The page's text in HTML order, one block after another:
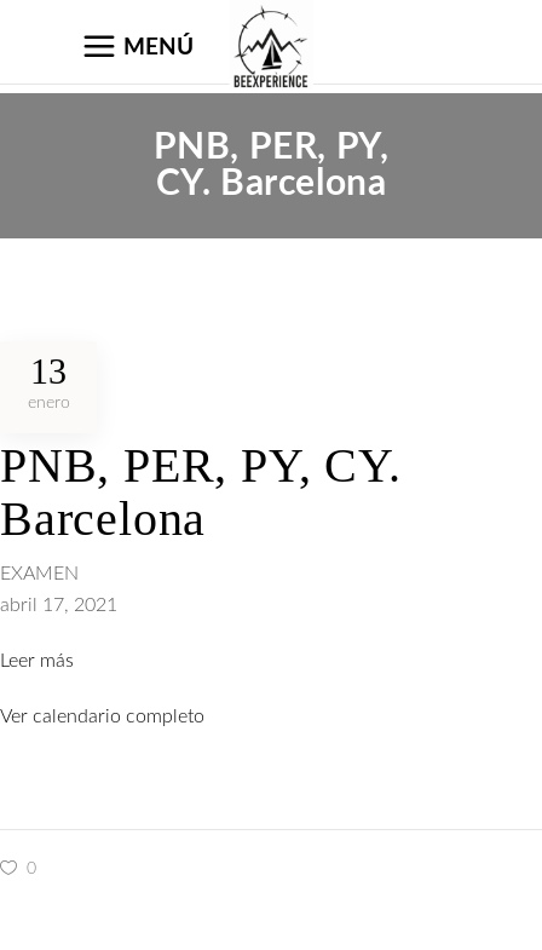
MENÚ
PNB, PER, PY,
CY. Barcelona
13
enero
PNB, PER, PY, CY.
Barcelona
PNB,
PER,
CY.
EXAMEN
abril 17, 2021
Leer más
Ver calendario completo
0